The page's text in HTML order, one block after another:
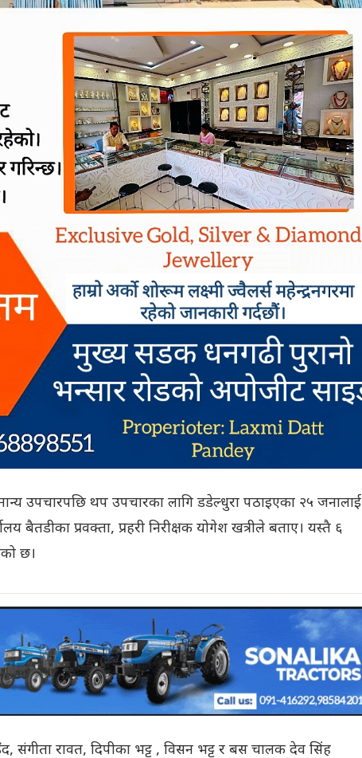
उपचारपछि थप उपचारका लागि डडेल्धुरा पठाइएका २५ जनालाई
बैतडीका प्रवक्ता, प्रहरी निरीक्षक योगेश खत्रीले बताए। यस्तै ६
छ।
संगीता रावत, दिपीका भट्ट , विसन भट्ट र बस चालक देव सिंह